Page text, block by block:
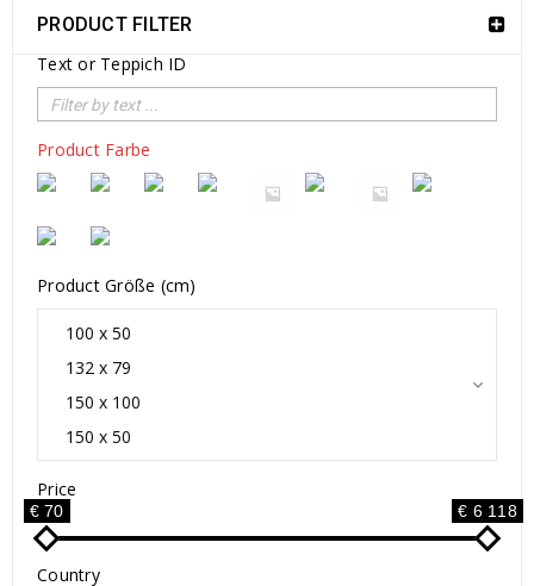
PRODUCT FILTER
Text or Teppich ID
Product Farbe
Product Größe (cm)
Price
€ 70 € 6 118
Country